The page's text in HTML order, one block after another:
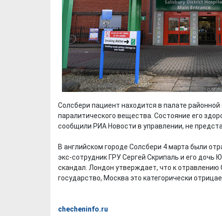
Солсбери пациент находится в палате
паралитического вещества. Состояние его
сообщили РИА Новости в управлении, не
В английском городе Солсбери 4 марта были
экс-сотрудник ГРУ Сергей Скрипаль и его
скандал. Лондон утверждает, что к
государство, Москва это категорически
checheninfo.ru